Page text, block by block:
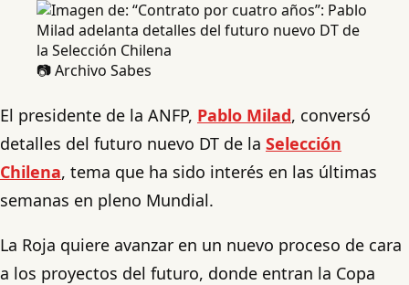
📷 Archivo Sabes
El presidente de la ANFP, Pablo Milad, conversó
detalles del futuro nuevo DT de la Selección
Chilena, tema que ha sido interés en las últimas
semanas en pleno Mundial.
La Roja quiere avanzar en un nuevo proceso de cara
a los proyectos del futuro, donde entran la Copa